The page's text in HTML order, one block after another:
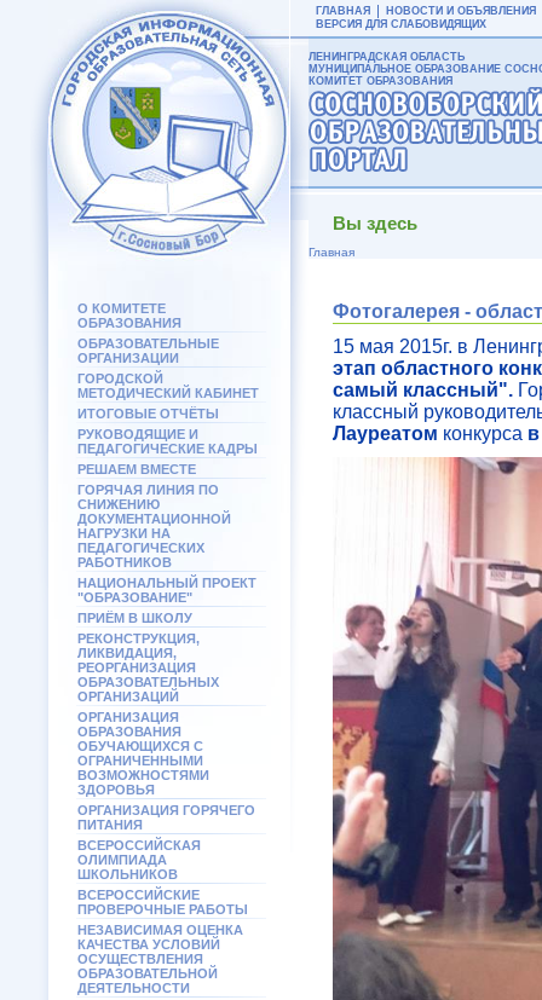
О КОМИТЕТЕ
ОБРАЗОВАНИЯ
ОБРАЗОВАТЕЛЬНЫЕ
ОРГАНИЗАЦИИ
ГОРОДСКОЙ
МЕТОДИЧЕСКИЙ КАБИНЕТ
ИТОГОВЫЕ ОТЧЁТЫ
РУКОВОДЯЩИЕ И
ПЕДАГОГИЧЕСКИЕ КАДРЫ
РЕШАЕМ ВМЕСТЕ
ГОРЯЧАЯ ЛИНИЯ ПО
СНИЖЕНИЮ
ДОКУМЕНТАЦИОННОЙ
НАГРУЗКИ НА
ПЕДАГОГИЧЕСКИХ
РАБОТНИКОВ
НАЦИОНАЛЬНЫЙ ПРОЕКТ
"ОБРАЗОВАНИЕ"
ПРИЁМ В ШКОЛУ
РЕКОНСТРУКЦИЯ,
ЛИКВИДАЦИЯ,
РЕОРГАНИЗАЦИЯ
ОБРАЗОВАТЕЛЬНЫХ
ОРГАНИЗАЦИЙ
ОРГАНИЗАЦИЯ
ОБРАЗОВАНИЯ
ОБУЧАЮЩИХСЯ С
ОГРАНИЧЕННЫМИ
ВОЗМОЖНОСТЯМИ
ЗДОРОВЬЯ
ОРГАНИЗАЦИЯ ГОРЯЧЕГО
ПИТАНИЯ
ВСЕРОССИЙСКАЯ
ОЛИМПИАДА
ШКОЛЬНИКОВ
ВСЕРОССИЙСКИЕ
ПРОВЕРОЧНЫЕ РАБОТЫ
НЕЗАВИСИМАЯ ОЦЕНКА
КАЧЕСТВА УСЛОВИЙ
ОСУЩЕСТВЛЕНИЯ
ОБРАЗОВАТЕЛЬНОЙ
ДЕЯТЕЛЬНОСТИ
ГЛАВНАЯ
НОВОСТИ И ОБЪЯВЛЕНИЯ
ВЕРСИЯ ДЛЯ СЛАБОВИДЯЩИХ
ЛЕНИНГРАДСКАЯ ОБЛАСТЬ
МУНИЦИПАЛЬНОЕ ОБРАЗОВАНИЕ
КОМИТЕТ ОБРАЗОВАНИЯ
Вы здесь
Главная
Фотогалерея -
15 мая 2015г. в
этап областного
самый классный".
классный
Лауреатом конкурса